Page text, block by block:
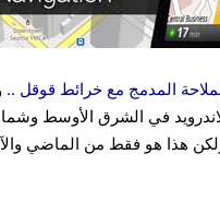
المدمج مع خرائط قوقل ..
في الشرق الأوسط
ولكن هذا هو فقط من الماضي